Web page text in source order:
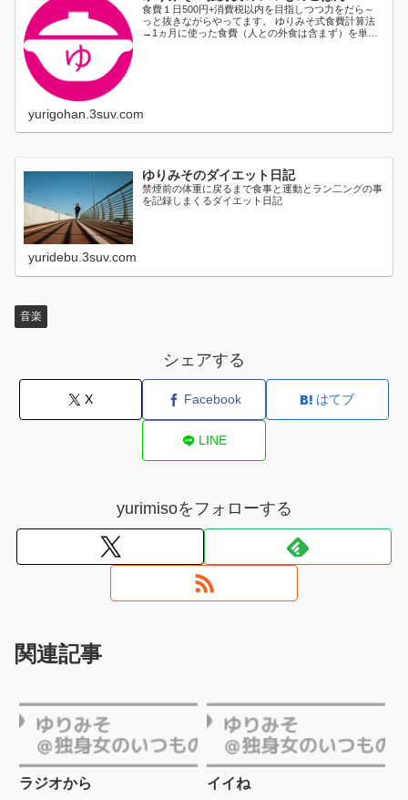
食費１日500円+消費税以内を目指しつつ力をだら～
っと抜きながらやってます。 ゆりみそ式食費計算法
→1ヵ月に使った食費（人との外食は含まず）を単純
yurigohan.3suv.com
ゆりみそのダイエット日記
禁煙前の体重に戻るまで食事と運動とラン二ングの事
を記録しまくるダイエット日記
yuridebu.3suv.com
音楽
シェアする
X Facebook はてブ
LINE
yurimisoをフォローする
関連記事
ラジオから
イイね